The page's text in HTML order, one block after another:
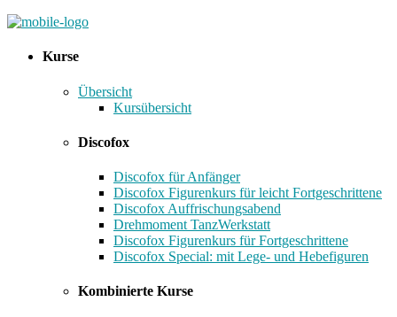
Kurse
Übersicht
Kursübersicht
Discofox
Discofox für Anfänger
Discofox Figurenkurs für leicht Fortgeschrittene
Discofox Auffrischungsabend
Drehmoment TanzWerkstatt
Discofox Figurenkurs für Fortgeschrittene
Discofox Special: mit Lege- und Hebefiguren
Kombinierte Kurse